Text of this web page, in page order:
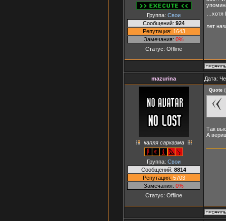
Группа: Свои
Сообщений: 924
Репутация: 1643
Замечания: 0%
Статус: Offline
лет
mazurina Дата:
капля сарказма
Группа: Свои
Сообщений: 8814
Репутация: 5703
Замечания: 0%
Статус: Offline
Quote (
Так
А